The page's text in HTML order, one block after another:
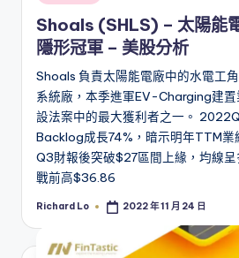
in
Shoals (SHLS) – 太陽能
隱形冠軍 – 美股分析
Shoals 負責太陽能電廠中的水電工
系統廠，本季進軍EV-Charging建
設法案中的最大獲利者之一。
Backlog成長74%，暗示明年TTM業
Q3財報後突破$27區間上緣，均線
戰前高$36.86
Posted
Richard Lo 2022 年 11 月 24 日